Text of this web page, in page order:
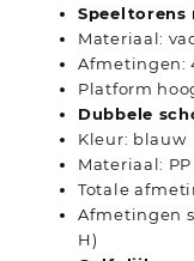
Speeltorens
Materiaal:
Afmetingen:
Platform
Dubbele
Kleur: blauw
Materiaal:
Totale
Afmetingen
H)